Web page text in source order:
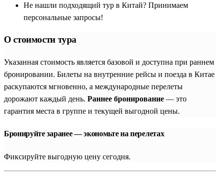
Не нашли подходящий тур в Китай? Принимаем
персональные запросы!
О стоимости тура
Указанная стоимость является базовой и доступна при раннем
бронировании. Билеты на внутренние рейсы и поезда в Китае
раскупаются мгновенно, а международные перелеты
дорожают каждый день. Раннее бронирование — это
гарантия места в группе и текущей выгодной цены.
Бронируйте заранее — экономьте на перелетах
Фиксируйте выгодную цену сегодня.